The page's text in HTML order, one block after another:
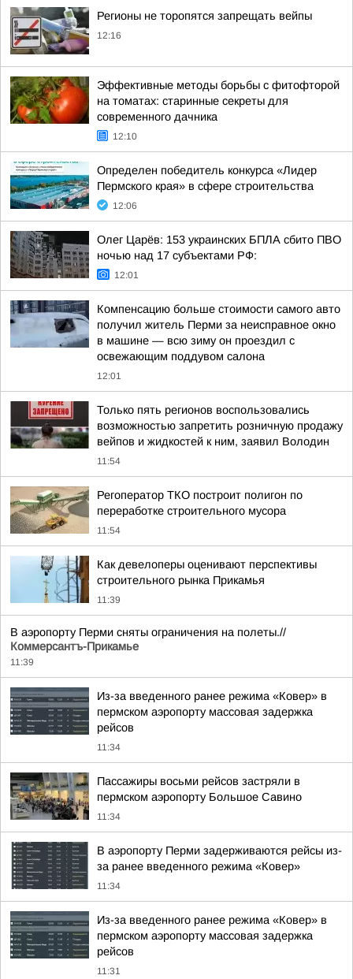
Регионы не торопятся запрещать вейпы
12:16
Эффективные методы борьбы с фитофторой
на томатах: старинные секреты для
современного дачника
12:10
Определен победитель конкурса «Лидер
Пермского края» в сфере строительства
12:06
Олег Царёв: 153 украинских БПЛА сбито ПВО
ночью над 17 субъектами РФ:
12:01
Компенсацию больше стоимости самого авто
получил житель Перми за неисправное окно
в машине — всю зиму он проездил с
освежающим поддувом салона
12:01
Только пять регионов воспользовались
возможностью запретить розничную продажу
вейпов и жидкостей к ним, заявил Володин
11:54
Регоператор ТКО построит полигон по
переработке строительного мусора
11:54
Как девелоперы оценивают перспективы
строительного рынка Прикамья
11:39
В аэропорту Перми сняты ограничения на полеты.//
Коммерсантъ-Прикамье
11:39
Из-за введенного ранее режима «Ковер» в
пермском аэропорту массовая задержка
рейсов
11:34
Пассажиры восьми рейсов застряли в
пермском аэропорту Большое Савино
11:34
В аэропорту Перми задерживаются рейсы из-
за ранее введенного режима «Ковер»
11:34
Из-за введенного ранее режима «Ковер» в
пермском аэропорту массовая задержка
рейсов
11:31